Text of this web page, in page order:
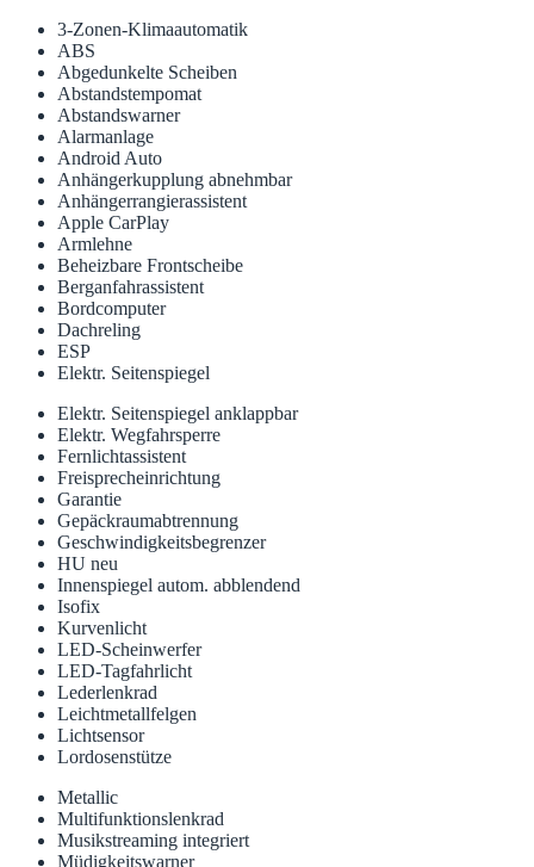
3-Zonen-Klimaautomatik
ABS
Abgedunkelte Scheiben
Abstandstempomat
Abstandswarner
Alarmanlage
Android Auto
Anhängerkupplung abnehmbar
Anhängerrangierassistent
Apple CarPlay
Armlehne
Beheizbare Frontscheibe
Berganfahrassistent
Bordcomputer
Dachreling
ESP
Elektr. Seitenspiegel
Elektr. Seitenspiegel anklappbar
Elektr. Wegfahrsperre
Fernlichtassistent
Freisprecheinrichtung
Garantie
Gepäckraumabtrennung
Geschwindigkeitsbegrenzer
HU neu
Innenspiegel autom. abblendend
Isofix
Kurvenlicht
LED-Scheinwerfer
LED-Tagfahrlicht
Lederlenkrad
Leichtmetallfelgen
Lichtsensor
Lordosenstütze
Metallic
Multifunktionslenkrad
Musikstreaming integriert
Müdigkeitswarner